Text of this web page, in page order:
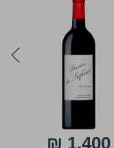
1,400 ₪